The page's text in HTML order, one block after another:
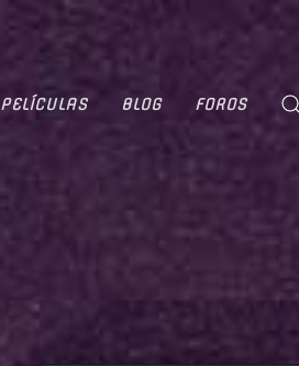
PELÍCULAS BLOG FOROS